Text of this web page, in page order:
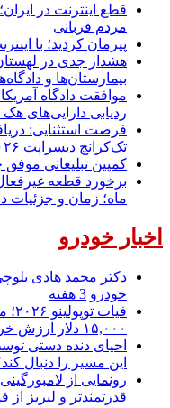
قطع اینترنت در
مردم قربانی
پیرمان کردید؛ با
هشدار جدی در
بیمارستان‌ها و
موافقت دادگاه
ردیابی دارایی‌های هک ۱.۵ میلیارد دلاری کره شمالی
تک‌کرانچ دیسراپت ۲۰۲۶
کمپین تبلیغاتی
ماه؛ زمان و جزئیات
اخبار خودرو
دکتر محمد هادی
خودرو 3 هفته
۱۵,۰۰۰ دلار ارزش خرید دارد؟
احیای دنده دستی
این مسیر را دنبال
قدرتمندتر و لبریز از